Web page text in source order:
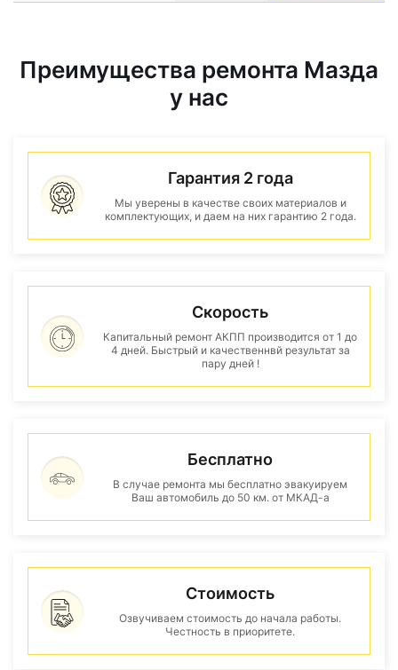
Преимущества ремонта Мазда
у нас
Гарантия 2 года
Мы уверены в качестве своих материалов и
комплектующих, и даем на них гарантию 2 года.
Скорость
Капитальный ремонт АКПП производится от 1 до
4 дней. Быстрый и качественнвй результат за
пару дней !
Бесплатно
В случае ремонта мы бесплатно эвакуируем
Ваш автомобиль до 50 км. от МКАД-а
Стоимость
Озвучиваем стоимость до начала работы.
Честность в приоритете.